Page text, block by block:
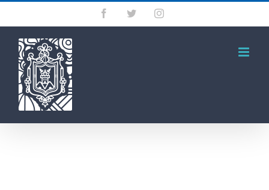
Saltar
contenido
FacebookTwitterInstagram